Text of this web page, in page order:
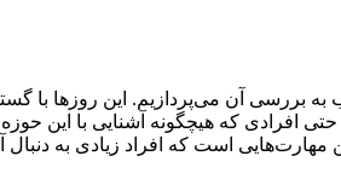
به بررسی آن می‌پردازیم. این روزها
که هیچگونه آشنایی با این حوزه
است که افراد زیادی به دنبال